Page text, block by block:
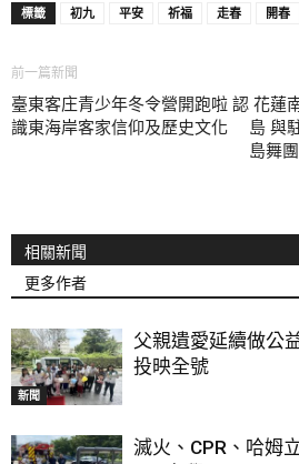
標籤 初九 平安 祈福 走春 開春
前一篇新聞
臺東客庄青少年冬令營開跑啦 認
識東海岸客家信仰及歷史文化
花蓮
島 與
島舞
相關新聞
更多作者
新聞
父親遺愛延續做公
投映全號
滅火、CPR、哈姆